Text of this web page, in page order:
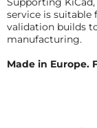
service is
validation builds
manufacturing.
Made in Europe.